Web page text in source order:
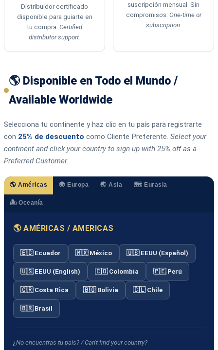
Distribuidor certificado
disponible para guiarte en
tu compra. Certified
distributor support.
suscripción mensual. Sin
compromisos. One-time or
subscription.
🌎 Disponible en Todo el Mundo /
Available Worldwide
Selecciona tu continente y haz clic en tu país para registrarte
con 25% de descuento como Cliente Preferente. Select your
continent and click your country to sign up with 25% off as a
Preferred Customer.
🌎 Américas 🌍 Europa 🌏 Asia 🗺️ Eurasia
🏝️ Oceanía
🌎 AMÉRICAS / AMERICAS
🇪🇨 Ecuador 🇲🇽 México 🇺🇸 EEUU (Español)
🇺🇸 EEUU (English) 🇨🇴 Colombia 🇵🇪 Perú
🇨🇷 Costa Rica 🇧🇴 Bolivia 🇨🇱 Chile
🇧🇷 Brasil
¿No encuentras tu país? / Can't find your country?